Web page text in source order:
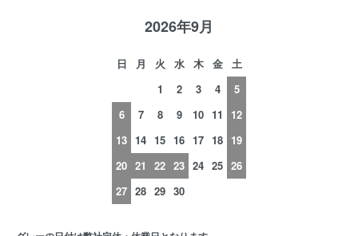
2026年9月
日 月 火 水 木 金
土
1
2 3 4
5
6
7 8 9 10 11
12
13 14 15 16 17 18 19
20 21 22 23 24 25 26
27 28 29 30